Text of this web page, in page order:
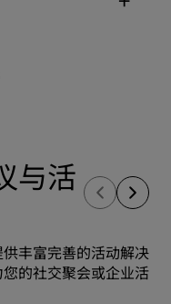
与活
丰富完善的活动解决
的社交聚会或企业活